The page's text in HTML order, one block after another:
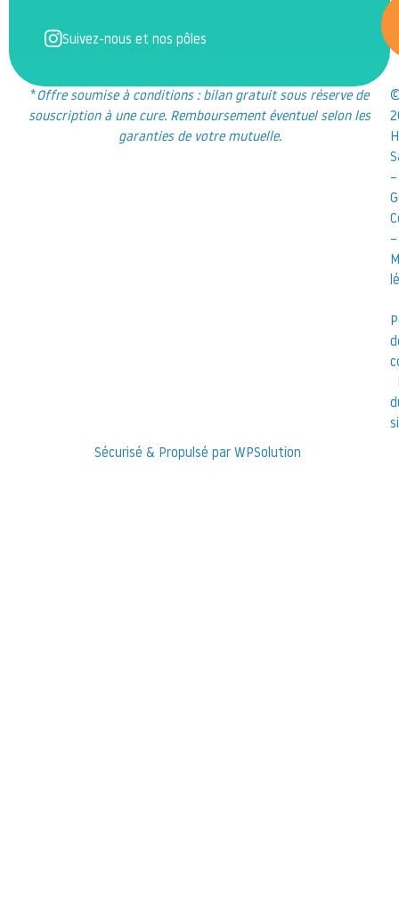
Suivez-nous et nos pôles
*Offre soumise à conditions : bilan gratuit sous réserve de
souscription à une cure. Remboursement éventuel selon les
garanties de votre mutuelle.
–
–
Sécurisé & Propulsé par WPSolution